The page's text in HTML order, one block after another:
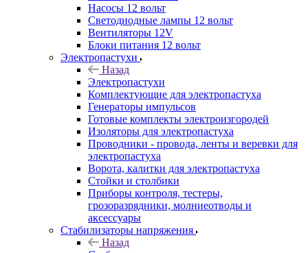
Насосы 12 вольт
Светодиодные лампы 12 вольт
Вентиляторы 12V
Блоки питания 12 вольт
Электропастухи
Назад
Электропастухи
Комплектующие для электропастуха
Генераторы импульсов
Готовые комплекты электроизгородей
Изоляторы для электропастуха
Проводники - провода, ленты и веревки для
электропастуха
Ворота, калитки для электропастуха
Стойки и столбики
Приборы контроля, тестеры,
грозоразрядники, молниеотводы и
аксессуары
Стабилизаторы напряжения
Назад